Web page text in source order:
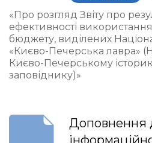
«Про розгляд Звіту про
ефективності
бюджету, виділених
«Києво-Печерська лавра»
Києво-Печерському
заповіднику)»
Доповнення